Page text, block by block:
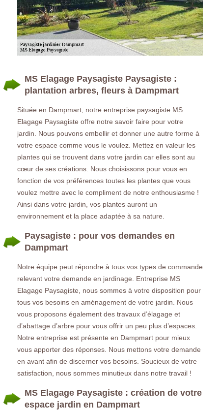
MS Elagage Paysagiste Paysagiste :
plantation arbres, fleurs à Dampmart
Située en Dampmart, notre entreprise paysagiste MS
Elagage Paysagiste offre notre savoir faire pour votre
jardin. Nous pouvons embellir et donner une autre forme à
votre espace comme vous le voulez. Mettez en valeur les
plantes qui se trouvent dans votre jardin car elles sont au
cœur de ses créations. Nous choisissons pour vous en
fonction de vos préférences toutes les plantes que vous
voulez mettre avec le compliment de notre enthousiasme !
Ainsi dans votre jardin, vos plantes auront un
environnement et la place adaptée à sa nature.
Paysagiste : pour vos demandes en
Dampmart
Notre équipe peut répondre à tous vos types de commande
relevant votre demande en jardinage. Entreprise MS
Elagage Paysagiste, nous sommes à votre disposition pour
tous vos besoins en aménagement de votre jardin. Nous
vous proposons également des travaux d’élagage et
d’abattage d’arbre pour vous offrir un peu plus d’espaces.
Notre entreprise est présente en Dampmart pour mieux
vous apporter des réponses. Nous mettons votre demande
en avant afin de discerner vos besoins. Soucieux de votre
satisfaction, nous sommes minutieux dans notre travail !
MS Elagage Paysagiste : création de votre
espace jardin en Dampmart